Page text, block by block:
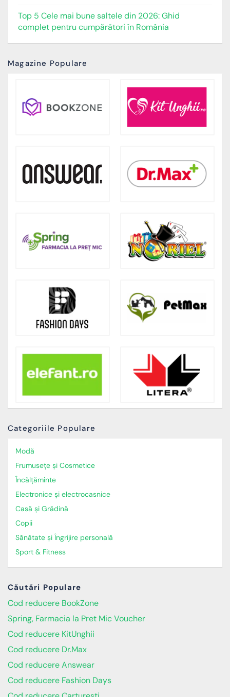
Top 5 Cele mai bune saltele din 2026: Ghid
complet pentru cumpărători în România
Magazine Populare
Categoriile Populare
Modă
Frumusețe și Cosmetice
Încălţăminte
Electronice și electrocasnice
Casă și Grădină
Copii
Sănătate și Îngrijire personală
Sport & Fitness
Căutări Populare
Cod reducere BookZone
Spring, Farmacia la Pret Mic Voucher
Cod reducere KitUnghii
Cod reducere Dr.Max
Cod reducere Answear
Cod reducere Fashion Days